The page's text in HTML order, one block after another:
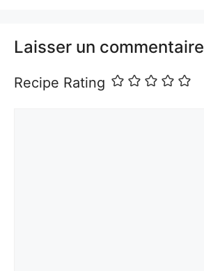
Laisser un commentaire
Recipe Rating